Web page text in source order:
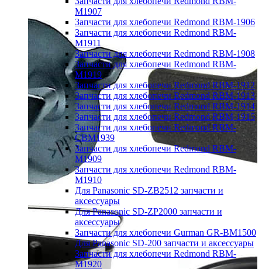
M1907
Запчасти для хлебопечи Redmond RBM-1906
Запчасти для хлебопечи Redmond RBM-
M1911
Запчасти для хлебопечи Redmond RBM-1908
Запчасти для хлебопечи Redmond RBM-
M1919
Запчасти для хлебопечи Redmond RBM-1912
Запчасти для хлебопечи Redmond RBM-1913
Запчасти для хлебопечи Redmond RBM-1914
Запчасти для хлебопечи Redmond RBM-1915
Запчасти для хлебопечи Redmond RBM-
CBM1939
Запчасти для хлебопечи Redmond RBM-
M1909
Запчасти для хлебопечи Redmond RBM-
M1910
Для Panasonic SD-ZB2512 запчасти и
аксессуары
Для Panasonic SD-ZP2000 запчасти и
аксессуары
Запчасти для хлебопечи Gurman GR-BM1500
Для Panasonic SD-200 запчасти и аксессуары
Запчасти для хлебопечи Redmond RBM-
M1920